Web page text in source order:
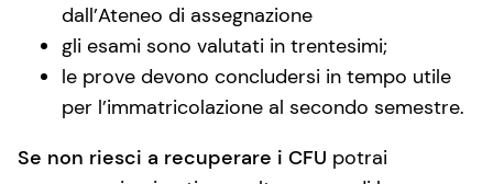
dall’Ateneo di assegnazione
gli esami sono valutati in trentesimi;
le prove devono concludersi in tempo utile
per l’immatricolazione al secondo semestre.
Se non riesci a recuperare i CFU potrai